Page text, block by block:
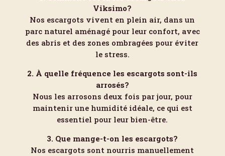
Viksimo?
Nos escargots vivent en plein air, dans un
parc naturel aménagé pour leur confort, avec
des abris et des zones ombragées pour éviter
le stress.
2. À quelle fréquence les escargots sont-ils
arrosés?
Nous les arrosons deux fois par jour, pour
maintenir une humidité idéale, ce qui est
essentiel pour leur bien-être.
3. Que mange-t-on les escargots?
Nos escargots sont nourris manuellement